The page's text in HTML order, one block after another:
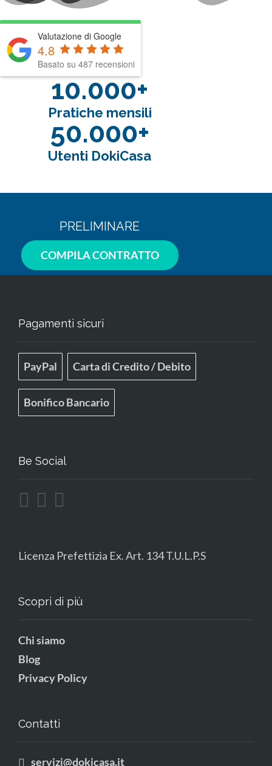
Valutazione di Google
4.8
Basato su 487 recensioni
10.000+
Pratiche mensili
50.000+
Utenti DokiCasa
PRELIMINARE
COMPILA CONTRATTO
Pagamenti sicuri
PayPal Carta di Credito / Debito
Bonifico Bancario
Be Social
Licenza Prefettizia Ex. Art. 134 T.U.L.P.S
Scopri di più
Chi siamo
Blog
Privacy Policy
Contatti
servizi@dokicasa.it